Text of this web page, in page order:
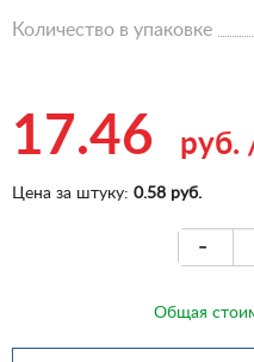
Количество в упаковке
17.46 руб.
Цена за штуку: 0.58 руб.
-
Общая